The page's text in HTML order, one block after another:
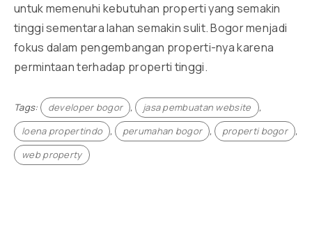
untuk memenuhi kebutuhan properti yang semakin
tinggi sementara lahan semakin sulit. Bogor menjadi
fokus dalam pengembangan properti-nya karena
permintaan terhadap properti tinggi.
Tags: developer bogor , jasa pembuatan website
,
loena propertindo
, perumahan bogor , properti bogor
,
web property